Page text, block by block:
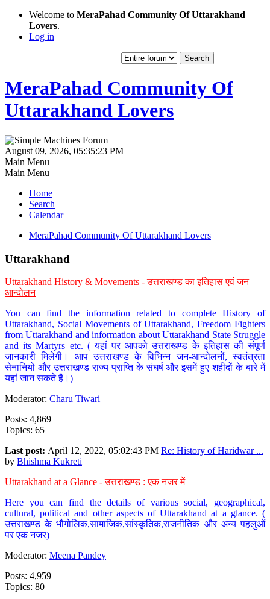
Welcome to MeraPahad Community Of Uttarakhand
Lovers.
Log in
MeraPahad Community Of
Uttarakhand Lovers
August 09, 2026, 05:35:23 PM
Main Menu
Main Menu
Home
Search
Calendar
MeraPahad Community Of Uttarakhand Lovers
Uttarakhand
Uttarakhand History & Movements - उत्तराखण्ड का इतिहास एवं जन
आन्दोलन
You can find the information related to complete History of
Uttarakhand, Social Movements of Uttarakhand, Freedom Fighters
from Uttarakhand and information about Uttarakhand State Struggle
and its Martyrs etc. ( यहां पर आपको उत्तराखण्ड के इतिहास की संपूर्ण
जानकारी मिलेगी। आप उत्तराखण्ड के विभिन्न जन-आन्दोलनों, स्वतंत्रता
सेनानियों और उत्तराखण्ड राज्य प्राप्ति के संघर्ष और इसमें हुए शहीदों के बारे में
यहां जान सकते हैं।)
Moderator: Charu Tiwari
Posts: 4,869
Topics: 65
Last post: April 12, 2022, 05:02:43 PM Re: History of Haridwar ...
by Bhishma Kukreti
Uttarakhand at a Glance - उत्तराखण्ड : एक नजर में
Here you can find the details of various social, geographical,
cultural, political and other aspects of Uttarakhand at a glance. (
उत्तराखण्ड के भौगोलिक,सामाजिक,सांस्कृतिक,राजनीतिक और अन्य पहलुओं
पर एक नजर)
Moderator: Meena Pandey
Posts: 4,959
Topics: 80